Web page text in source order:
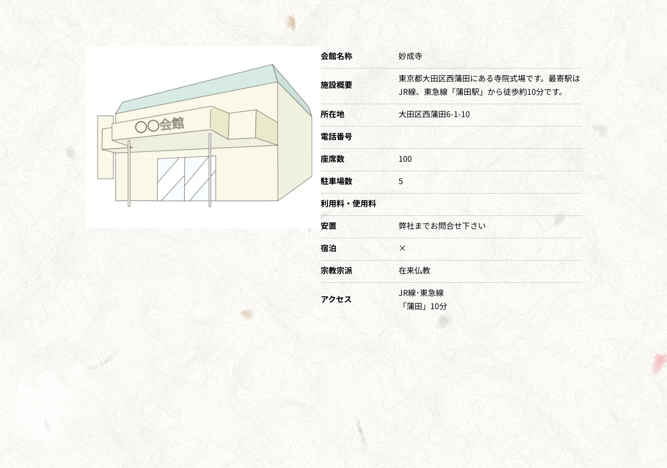
会館名称 妙成寺
施設概要
東京都大田区西蒲田にある寺院式場です。最寄駅は
JR線、東急線「蒲田駅」から徒歩約10分です。
所在地
大田区西蒲田6-1-10
電話番号
座席数
100
駐車場数
5
利用料・使用料
安置
弊社までお問合せ下さい
宿泊
×
宗教宗派
在来仏教
アクセス
JR線･東急線
「蒲田」10分